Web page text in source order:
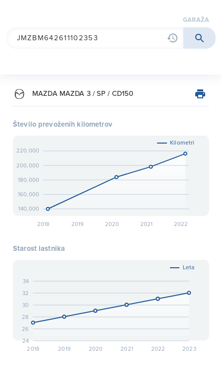
garaža
MAZDA MAZDA 3 / SP / CD150
Število prevoženih kilometrov
Kilometri
2018 2019 2020 2021 2022
140,000
160,000
180,000
200,000
220,000
Starost lastnika
Leta
2018 2019 2020 2021 2022 2023
24
26
28
30
32
34